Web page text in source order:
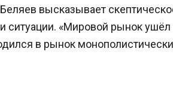
высказывает
«Мировой рынок ушёл
в рынок